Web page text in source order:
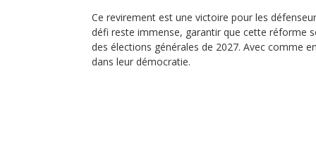
Ce revirement est une victoire pour les
défi reste immense, garantir que cette réforme
des élections générales de 2027. Avec comme
dans leur démocratie.